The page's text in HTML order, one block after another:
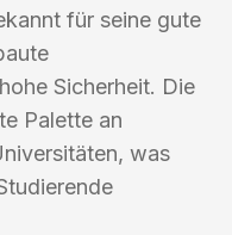
für seine gute
Sicherheit. Die
Palette an
was